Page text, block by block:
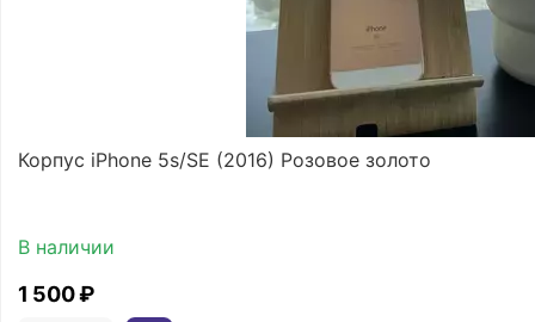
Корпус iPhone 5s/SE (2016) Розовое золото
В наличии
1 500₽